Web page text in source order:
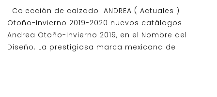
Colección de calzado ANDREA ( Actuales )
Otoño-Invierno 2019-2020 nuevos catálogos
Andrea Otoño-Invierno 2019, en el Nombre del
Diseño. La prestigiosa marca mexicana de